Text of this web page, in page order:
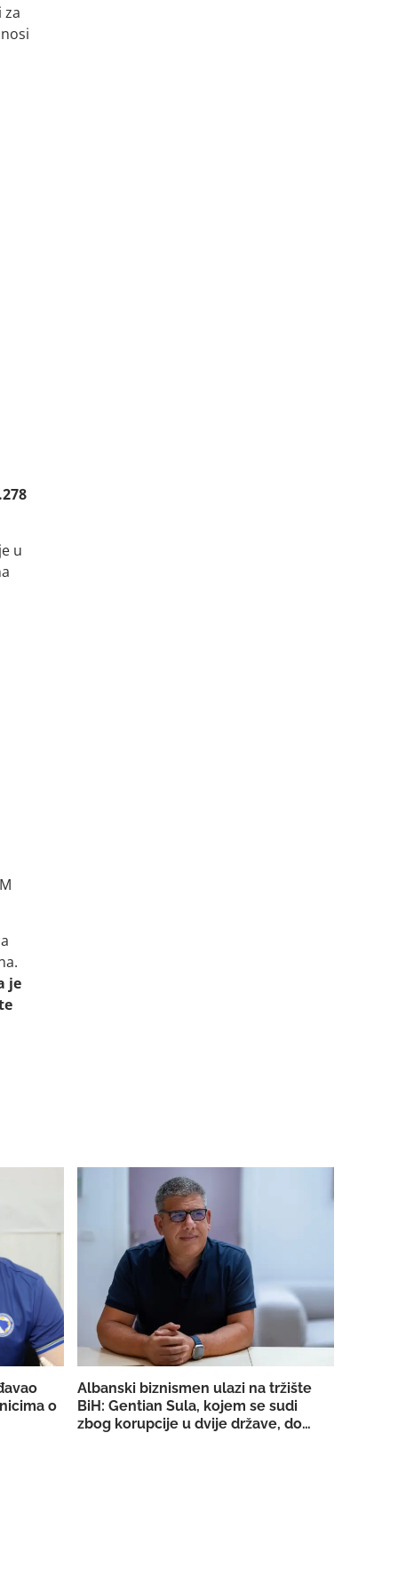
za
u
je
o
Albanski biznismen ulazi na tržište
BiH: Gentian Sula, kojem se sudi
zbog korupcije u dvije države, dobio